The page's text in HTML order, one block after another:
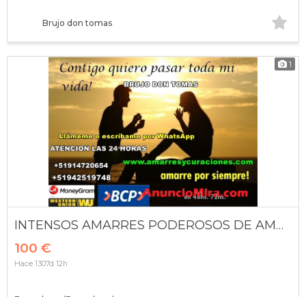
Brujo don tomas
1
INTENSOS AMARRES PODEROSOS DE AMOR
100 €
Hace 1307d 12h